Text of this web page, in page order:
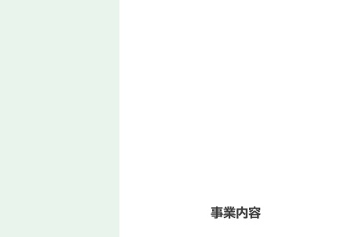
事業内容